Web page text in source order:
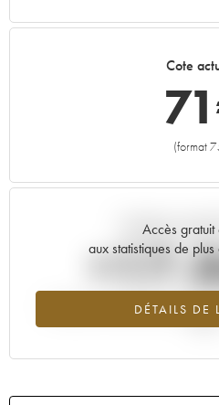
1998
Cote
71
(format
Accès gratuit
aux statistiques de
DÉTAILS DE
Tendance
Tendance à la hausse du